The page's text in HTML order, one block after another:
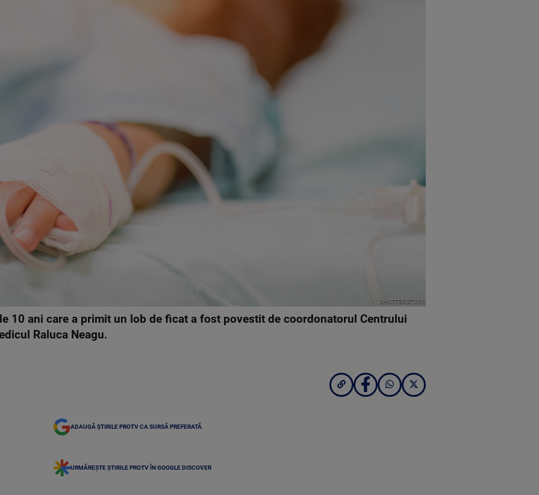
SHUTTERSTOCK
10 ani care a primit un lob de ficat a fost povestit de coordonatorul Centrului
Raluca Neagu.
ADAUGĂ ȘTIRILE PROTV CA SURSĂ PREFERATĂ
URMĂREȘTE ȘTIRILE PROTV ÎN GOOGLE DISCOVER